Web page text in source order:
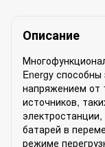
Описание
Energy
напряжением от
источников,
батарей в
режиме